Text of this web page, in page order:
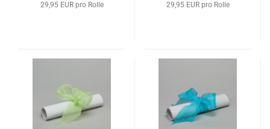
29,95 EUR pro Rolle 29,95 EUR pro Rolle